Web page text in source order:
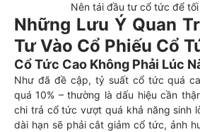
Nên tái đầu tư cổ tức để
Những Lưu Ý Quan
Tư Vào Cổ Phiếu Cổ
Cổ Tức Cao Không Phải Lúc
Như đã đề cập, tỷ suất cổ tức quá
quá 10% – thường là dấu hiệu cần
chi trả cổ tức vượt quá khả năng sinh
dài hạn sẽ phải cắt giảm cổ tức, ảnh